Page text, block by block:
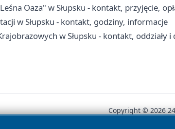
Oaza" w Słupsku - kontakt, przyjęcie,
w Słupsku - kontakt, godziny, informacje
w Słupsku - kontakt, oddziały
Copyright © 2026